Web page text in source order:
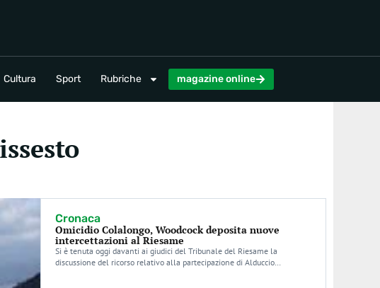
Cultura Sport Rubriche magazine online
Rubriche
Cronaca
Omicidio Colalongo, Woodcock deposita nuove
intercettazioni al Riesame
Si è tenuta oggi davanti ai giudici del Tribunale del Riesame la
discussione del ricorso relativo alla partecipazione di Alduccio…